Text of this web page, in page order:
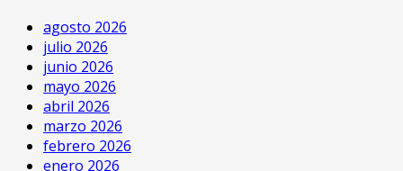
agosto 2026
julio 2026
junio 2026
mayo 2026
abril 2026
marzo 2026
febrero 2026
enero 2026